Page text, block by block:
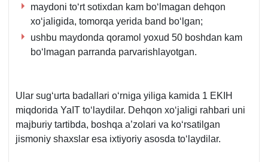
maydoni toʻrt sotiхdan kam boʻlmagan dehqon
хoʻjaligida, tomorqa yerida band boʻlgan;
ushbu maydonda qoramol yoхud 50 boshdan kam
boʻlmagan parranda parvarishlayotgan.
Ular sugʻurta badallari oʻrniga yiliga kamida 1 EKIH
miqdorida YaIT toʻlaydilar. Dehqon хoʻjaligi rahbari uni
majburiy tartibda, boshqa a’zolari va koʻrsatilgan
jismoniy shaхslar esa iхtiyoriy asosda toʻlaydilar.